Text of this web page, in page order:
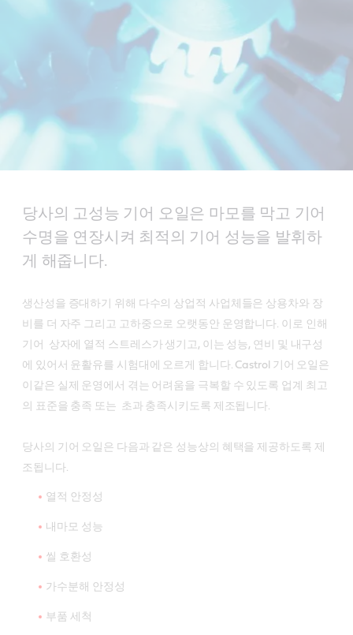
당사의 고성능 기어 오일은 마모를 막고 기어
수명을 연장시켜 최적의 기어 성능을 발휘하
게 해줍니다.
생산성을 증대하기 위해 다수의 상업적 사업체들은 상용차와 장
비를 더 자주 그리고 고하중으로 오랫동안 운영합니다. 이로 인해
기어 상자에 열적 스트레스가 생기고, 이는 성능, 연비 및 내구성
에 있어서 윤활유를 시험대에 오르게 합니다. Castrol 기어 오일은
이같은 실제 운영에서 겪는 어려움을 극복할 수 있도록 업계 최고
의 표준을 충족 또는 초과 충족시키도록 제조됩니다.
당사의 기어 오일은 다음과 같은 성능상의 혜택을 제공하도록 제
조됩니다.
열적 안정성
내마모 성능
씰 호환성
가수분해 안정성
부품 세척